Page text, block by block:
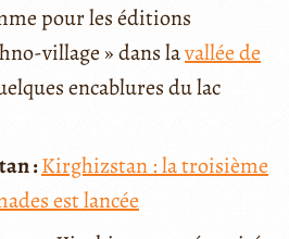
pour les éditions
village » dans lavallée de
encablures du lac
:Kirghizstan : la troisième
est lancée